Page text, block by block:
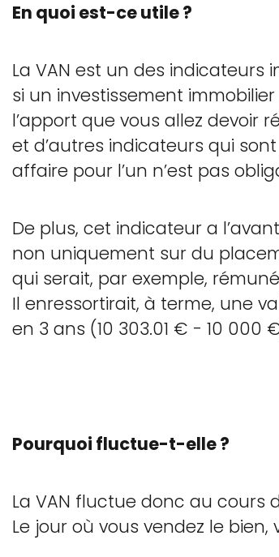
En quoi est-ce utile ?
La VAN est un des indicateurs
si un investissement
l’apport que vous allez devoir
et d’autres indicateurs qui
affaire pour l’un n’est pas
De plus, cet indicateur a
non uniquement sur du
qui serait, par exemple,
Il enressortirait, à terme, une
en 3 ans (10 303.01 € - 10 000
Pourquoi fluctue-t-elle ?
La VAN fluctue donc au cours
Le jour où vous vendez le